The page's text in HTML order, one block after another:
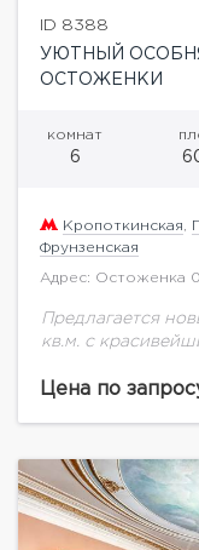
ID 8388
УЮТНЫЙ
ОСТОЖЕНКИ
комнат
6
Кропоткинская
Фрунзенская
Адрес: Остоженка 0
Предлагается
кв.м. с
проживания.
Цена по